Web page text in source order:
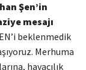
Şen’in
mesajı
beklenmedik
Merhuma
havacılık